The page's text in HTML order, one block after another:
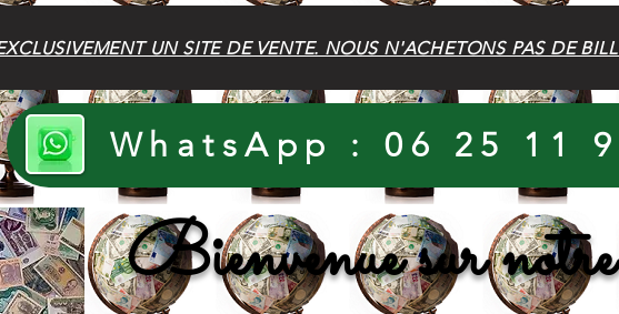
UN SITE DE VENTE. NOUS N'ACHETONS PAS DE
WhatsApp : 06 25 11
Bienvenue sur